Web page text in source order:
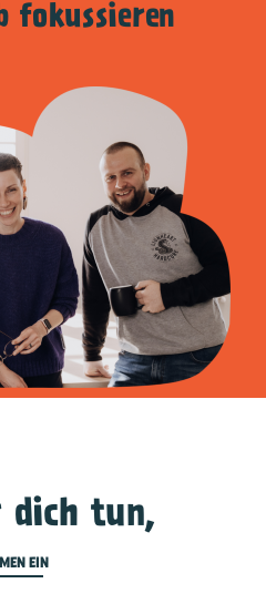
fokussieren
tun,
EIN